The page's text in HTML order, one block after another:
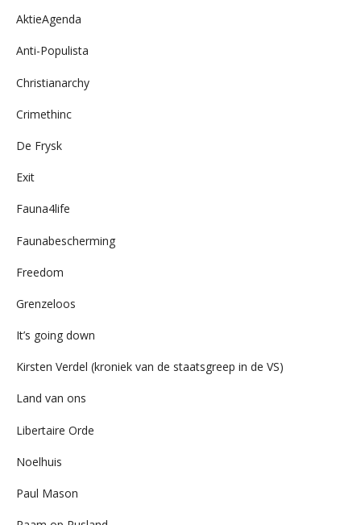
AktieAgenda
Anti-Populista
Christianarchy
Crimethinc
De Frysk
Exit
Fauna4life
Faunabescherming
Freedom
Grenzeloos
It’s going down
Kirsten Verdel (kroniek van de staatsgreep in de VS)
Land van ons
Libertaire Orde
Noelhuis
Paul Mason